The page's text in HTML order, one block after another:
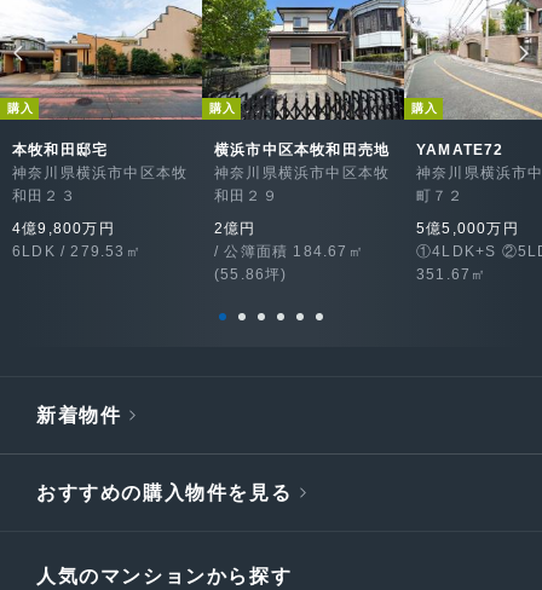
購入
本牧和田邸宅
神奈川県横浜市中区本牧
和田２３
4億9,800万円
6LDK / 279.53㎡
購入
横浜市中区本牧和田売地
神奈川県横浜市中区本牧
和田２９
2億円
/ 公簿面積 184.67㎡
(55.86坪)
購入
YAMATE72
神奈川県横浜市
町７２
5億5,000万円
①4LDK+S
351.67㎡
新着物件
おすすめの購入物件を見る
人気のマンションから探す